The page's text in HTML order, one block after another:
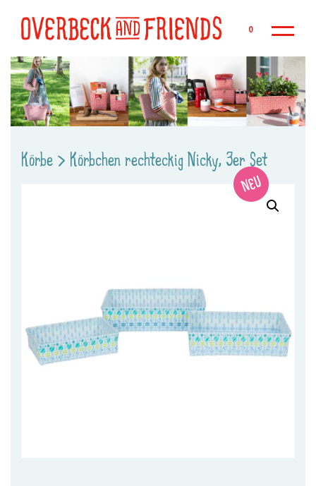
0
Körbe > Körbchen rechteckig Nicky, 3er Set